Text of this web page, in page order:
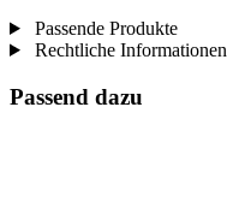
Passende Produkte
Rechtliche Informationen
Passend dazu